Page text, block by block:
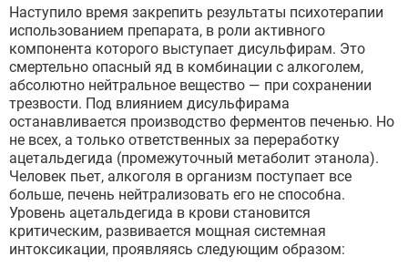
Наступило время закрепить результаты психотерапии
использованием препарата, в роли активного
компонента которого выступает дисульфирам. Это
смертельно опасный яд в комбинации с алкоголем,
абсолютно нейтральное вещество — при сохранении
трезвости. Под влиянием дисульфирама
останавливается производство ферментов печенью. Но
не всех, а только ответственных за переработку
ацетальдегида (промежуточный метаболит этанола).
Человек пьет, алкоголя в организм поступает все
больше, печень нейтрализовать его не способна.
Уровень ацетальдегида в крови становится
критическим, развивается мощная системная
интоксикации, проявляясь следующим образом: